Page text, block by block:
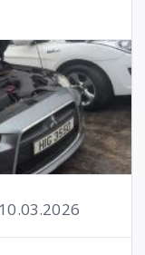
10.03.2026